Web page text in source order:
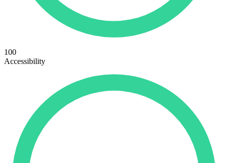
100
Accessibility